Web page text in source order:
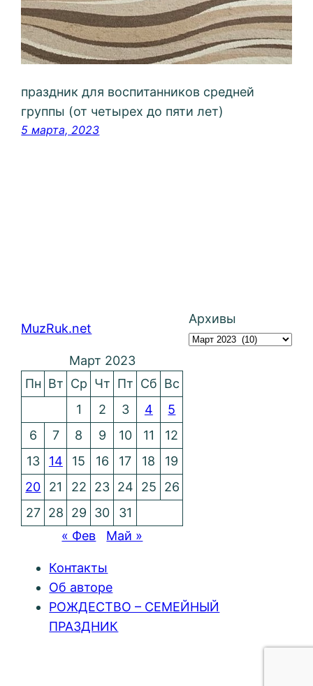
праздник для воспитанников средней
группы (от четырех до пяти лет)
5 марта, 2023
MuzRuk.net
Архивы
Март 2023
Пн Вт Ср Чт Пт Сб Вс
1
2 3 4
5
6
7 8 9 10 11
12
13
14 15 16 17 18
19
20
21 22 23 24 25
26
27 28 29 30
31
« Фев
Май »
Контакты
Об авторе
РОЖДЕСТВО – СЕМЕЙНЫЙ
ПРАЗДНИК